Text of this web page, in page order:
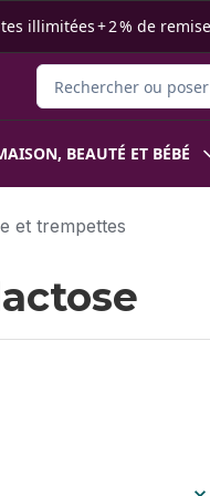
illimitées + 2 % de
Rechercher des produits
BEAUTÉ ET BÉBÉ
du contenu
et trempettes